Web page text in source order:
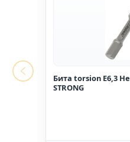
Бита torsion E6,3
STRONG